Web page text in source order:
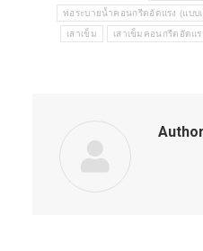
ท่อระบายน้ำคอนกรีตอัดแรง (แบบ
เสาเข็ม เสาเข็มคอนกรีตอัดแร